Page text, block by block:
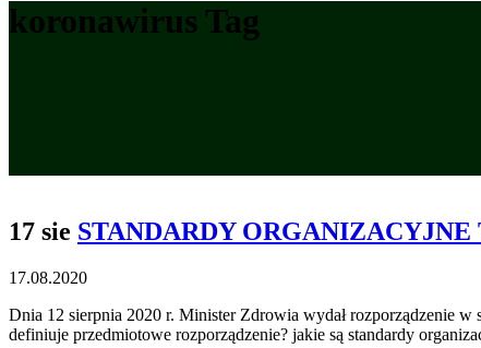
koronawirus Tag
17 sie STANDARDY
17.08.2020
Dnia 12 sierpnia 2020 r. Minister Zdrowia wydał rozporządzenie
definiuje przedmiotowe rozporządzenie? jakie są standardy